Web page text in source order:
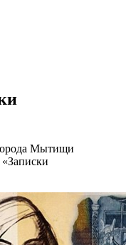
Мытищи
«Записки